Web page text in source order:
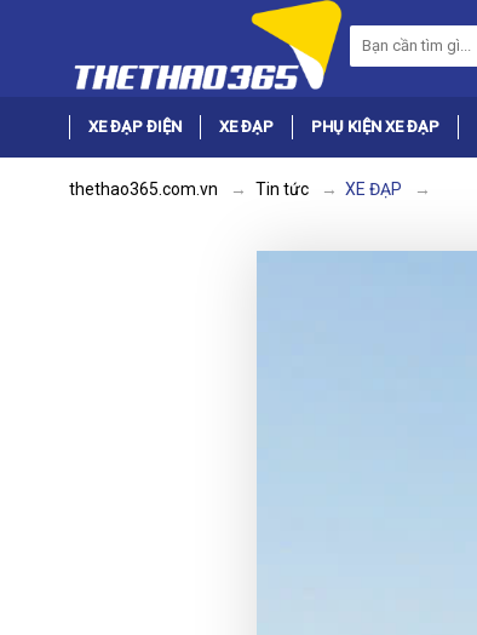
XE ĐẠP ĐIỆN XE ĐẠP PHỤ KIỆN XE ĐẠP
thethao365.com.vn Tin tức XE ĐẠP